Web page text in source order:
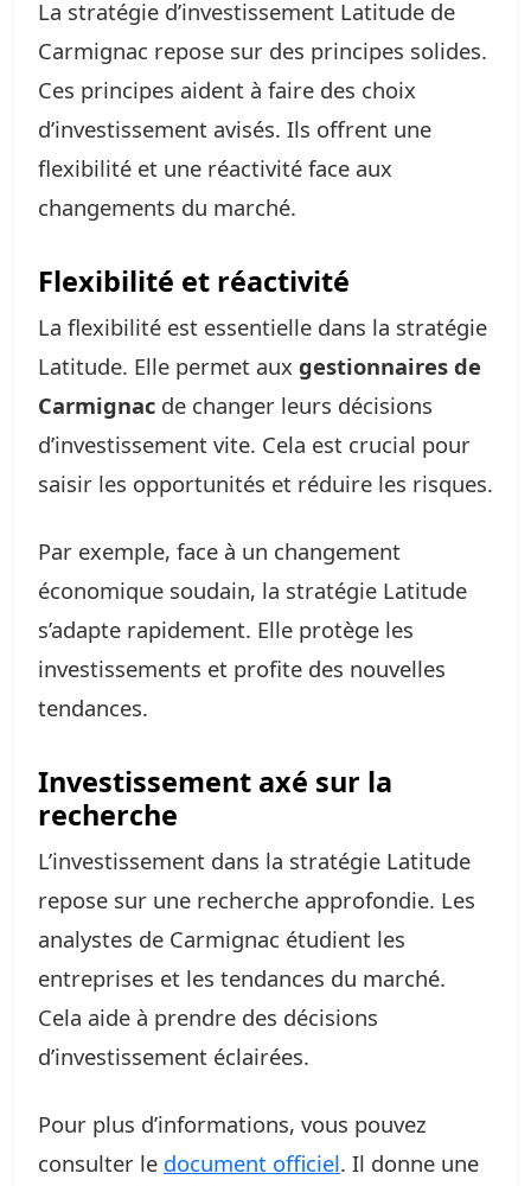
La stratégie d’investissement Latitude de
Carmignac repose sur des principes solides.
Ces principes aident à faire des choix
d’investissement avisés. Ils offrent une
flexibilité et une réactivité face aux
changements du marché.
Flexibilité et réactivité
La flexibilité est essentielle dans la stratégie
Latitude. Elle permet aux gestionnaires de
Carmignac de changer leurs décisions
d’investissement vite. Cela est crucial pour
saisir les opportunités et réduire les risques.
Par exemple, face à un changement
économique soudain, la stratégie Latitude
s’adapte rapidement. Elle protège les
investissements et profite des nouvelles
tendances.
Investissement axé sur la
recherche
L’investissement dans la stratégie Latitude
repose sur une recherche approfondie. Les
analystes de Carmignac étudient les
entreprises et les tendances du marché.
Cela aide à prendre des décisions
d’investissement éclairées.
Pour plus d’informations, vous pouvez
consulter le document officiel. Il donne une